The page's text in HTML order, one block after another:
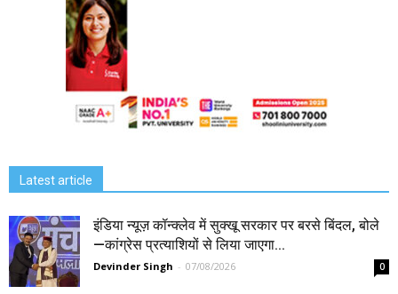
Latest article
इंडिया न्यूज़ कॉन्क्लेव में सुक्खू सरकार पर बरसे बिंदल, बोले
—कांग्रेस प्रत्याशियों से लिया जाएगा...
Devinder Singh - 07/08/2026 0